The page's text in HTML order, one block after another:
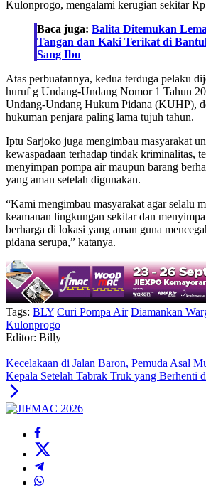
Kulonprogo, mengalami kerugian sekitar
Baca juga: Balita Ditemukan
Tangan dan Kaki Terikat di
Sang Ibu
Atas perbuatannya, kedua terduga pelaku
huruf g Undang-Undang Nomor 1 Tahun
Undang-Undang Hukum Pidana (KUHP),
hukuman penjara paling lama tujuh tahun.
Iptu Sarjoko juga mengimbau masyarakat
kewaspadaan terhadap tindak kriminalitas,
menyimpan pompa air maupun barang
yang aman setelah digunakan.
“Kami mengimbau masyarakat agar selalu
keamanan lingkungan sekitar dan
berharga di lokasi yang aman guna
pidana serupa,” katanya.
Tags: BLY Curi Pompa Air Diamankan
Kulonprogo
Editor: Billy
Kecelakaan di Jalan Baron, Pemuda Asal
Kepala Setelah Tabrak Truk yang Berhenti